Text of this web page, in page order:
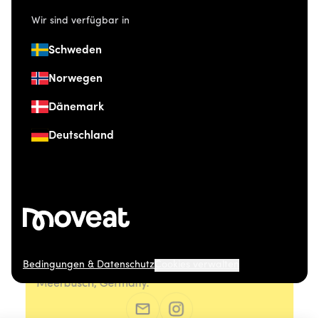
Wir sind verfügbar in
Schweden
Norwegen
Dänemark
Deutschland
Bedingungen & Datenschutz
© 2026 Moveat. Düsseldorfer Straße 41, 40667
Meerbusch, Germany.